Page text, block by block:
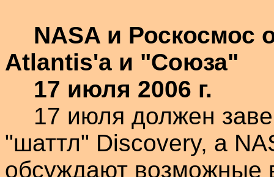
NASA и Роскосмос
Atlantis'а и "Союза"
17 июля 2006 г.
17 июля должен
"шаттл" Discovery, а
обсуждают возможные